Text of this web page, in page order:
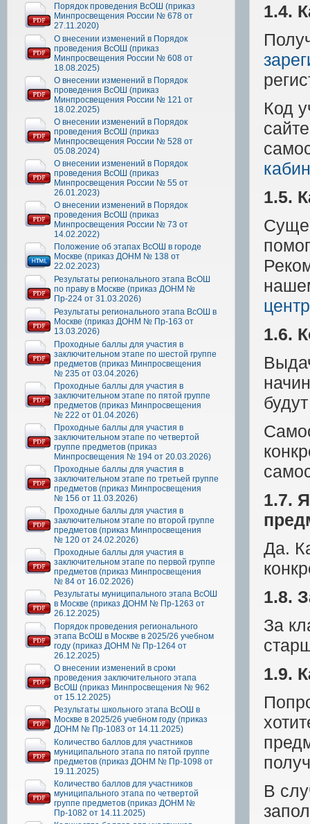
Порядок проведения ВсОШ (приказ
Минпросвещения России № 678 от
27.11.2020)
О внесении изменений в Порядок
проведения ВсОШ (приказ
Минпросвещения России № 608 от
18.08.2025)
О внесении изменений в Порядок
проведения ВсОШ (приказ
Минпросвещения России № 121 от
18.02.2025)
О внесении изменений в Порядок
проведения ВсОШ (приказ
Минпросвещения России № 528 от
05.08.2024)
О внесении изменений в Порядок
проведения ВсОШ (приказ
Минпросвещения России № 55 от
26.01.2023)
О внесении изменений в Порядок
проведения ВсОШ (приказ
Минпросвещения России № 73 от
14.02.2022)
Положение об этапах ВсОШ в городе
Москве (приказ ДОНМ № 138 от
22.02.2023)
Результаты регионального этапа ВсОШ
по праву в Москве (приказ ДОНМ №
Пр-224 от 31.03.2026)
Результаты регионального этапа ВсОШ в
Москве (приказ ДОНМ № Пр-163 от
13.03.2026)
Проходные баллы для участия в
заключительном этапе по шестой группе
предметов (приказ Минпросвещения
№ 235 от 03.04.2026)
Проходные баллы для участия в
заключительном этапе по пятой группе
предметов (приказ Минпросвещения
№ 222 от 01.04.2026)
Проходные баллы для участия в
заключительном этапе по четвертой
группе предметов (приказ
Минпросвещения № 194 от 20.03.2026)
Проходные баллы для участия в
заключительном этапе по третьей группе
предметов (приказ Минпросвещения
№ 156 от 11.03.2026)
Проходные баллы для участия в
заключительном этапе по второй группе
предметов (приказ Минпросвещения
№ 120 от 24.02.2026)
Проходные баллы для участия в
заключительном этапе по первой группе
предметов (приказ Минпросвещения
№ 84 от 16.02.2026)
Результаты муниципального этапа ВсОШ
в Москве (приказ ДОНМ № Пр-1263 от
26.12.2025)
Порядок проведения регионального
этапа ВсОШ в Москве в 2025/26 учебном
году (приказ ДОНМ № Пр-1264 от
26.12.2025)
О внесении изменений в сроки
проведения заключительного этапа
ВсОШ (приказ Минпросвещения № 962
от 15.12.2025)
Результаты школьного этапа ВсОШ в
Москве в 2025/26 учебном году (приказ
ДОНМ № Пр-1083 от 14.11.2025)
Количество баллов для участников
муниципального этапа по пятой группе
предметов (приказ ДОНМ № Пр-1098 от
19.11.2025)
Количество баллов для участников
муниципального этапа по четвертой
группе предметов (приказ ДОНМ №
Пр-1082 от 14.11.2025)
1.4.
Код
1.5.
1.6.
1.7.
Да.
1.8.
За
1.9.
В